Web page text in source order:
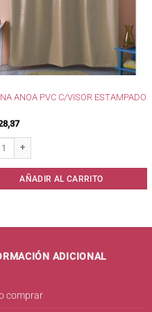
ANOA PVC C/VISOR ESTAMPADO
AÑADIR AL CARRITO
ADICIONAL
comprar